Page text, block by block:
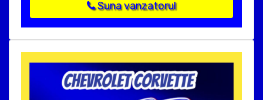
Suna vanzatorul